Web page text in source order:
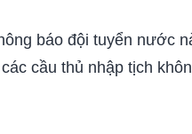
báo đội tuyển nước
cầu thủ nhập tịch